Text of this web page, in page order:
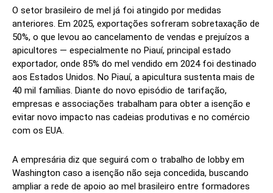
O setor brasileiro de mel já foi atingido por medidas
anteriores. Em 2025, exportações sofreram sobretaxação de
50%, o que levou ao cancelamento de vendas e prejuízos a
apicultores — especialmente no Piauí, principal estado
exportador, onde 85% do mel vendido em 2024 foi destinado
aos Estados Unidos. No Piauí, a apicultura sustenta mais de
40 mil famílias. Diante do novo episódio de tarifação,
empresas e associações trabalham para obter a isenção e
evitar novo impacto nas cadeias produtivas e no comércio
com os EUA.
A empresária diz que seguirá com o trabalho de lobby em
Washington caso a isenção não seja concedida, buscando
ampliar a rede de apoio ao mel brasileiro entre formadores